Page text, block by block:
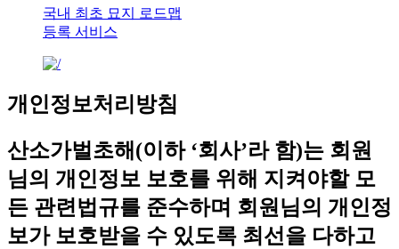
국내 최초 묘지 로드맵
등록 서비스
개인정보처리방침
산소가벌초해(이하 ‘회사’라 함)는 회원
님의 개인정보 보호를 위해 지켜야할 모
든 관련법규를 준수하며 회원님의 개인정
보가 보호받을 수 있도록 최선을 다하고